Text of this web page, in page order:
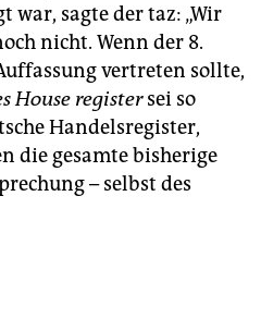
sagte der taz: „Wir
nicht. Wenn der 8.
vertreten sollte,
House registersei so
Handelsregister,
die gesamte bisherige
– selbst des